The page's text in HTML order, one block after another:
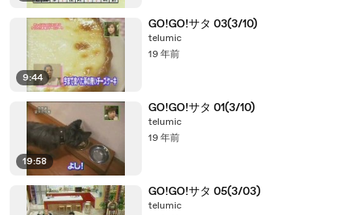
9:44
GO!GO!サタ 03(3/10)
telumic
19 年前
19:58
GO!GO!サタ 01(3/10)
telumic
19 年前
GO!GO!サタ 05(3/03)
telumic